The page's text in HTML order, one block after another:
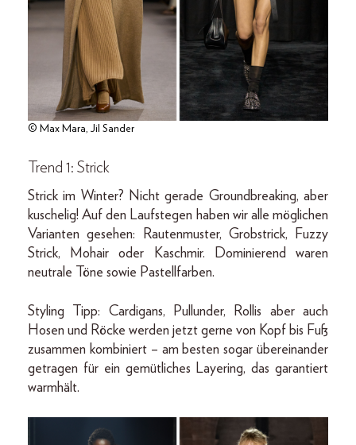
© Max Mara, Jil Sander
Trend 1: Strick
Strick im Winter? Nicht gerade Groundbreaking, aber
kuschelig! Auf den Laufstegen haben wir alle möglichen
Varianten gesehen: Rautenmuster, Grobstrick, Fuzzy
Strick, Mohair oder Kaschmir. Dominierend waren
neutrale Töne sowie Pastellfarben.
Styling Tipp: Cardigans, Pullunder, Rollis aber auch
Hosen und Röcke werden jetzt gerne von Kopf bis Fuß
zusammen kombiniert – am besten sogar übereinander
getragen für ein gemütliches Layering, das garantiert
warmhält.